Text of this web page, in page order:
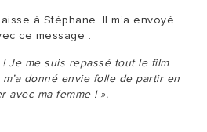
à Stéphane. Il m’a envoyé
ce message :
! Je me suis repassé tout le film
donné envie folle de partir en
avec ma femme ! ».